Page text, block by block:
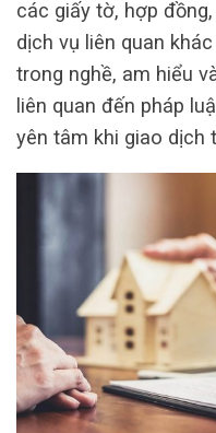
các giấy tờ, hợp
dịch vụ liên quan
trong nghề, am hiểu
liên quan đến pháp
yên tâm khi giao dịch